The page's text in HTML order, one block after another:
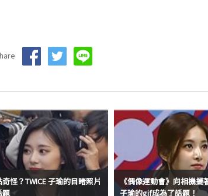
怪？TWICE 子瑜的目睹照片
題
《偶像運動會》向相機擺
子瑜的gif成為了話題！